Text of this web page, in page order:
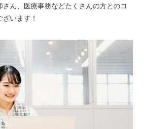
ん、医療事務などたくさんの方とのコ
います！